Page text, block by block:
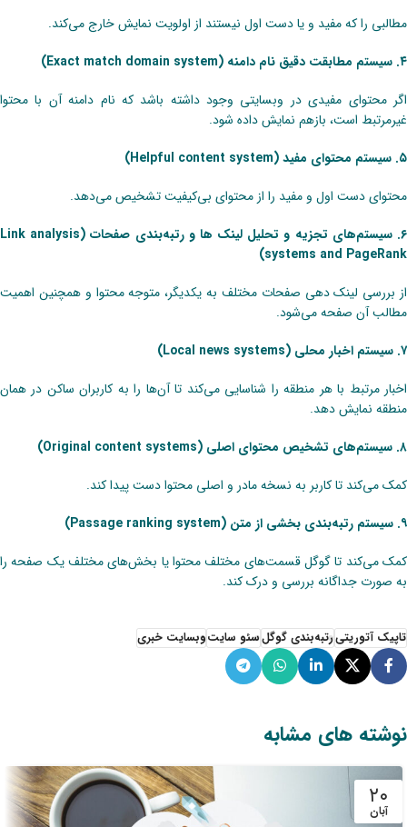
مطالبی را که مفید و یا ‌دست اول نیستند از اولویت نمایش خارج‌ می‌کند.
۴. سیستم مطابقت دقیق نام دامنه (Exact match domain system)
اگر محتوای مفیدی در وبسایتی وجود داشته باشد که نام دامنه آن با محتوا
غیرمرتبط است، بازهم نمایش داده شود.
۵. سیستم محتوای مفید (Helpful content system)
محتوای ‌دست اول و مفید را از محتوای بی‌کیفیت تشخیص‌ می‌دهد.
۶. سیستم‌های تجزیه و تحلیل لینک ها و رتبه‌بندی صفحات (Link analysis
systems and PageRank)
از بررسی لینک دهی صفحات مختلف به یکدیگر، متوجه محتوا و همچنین اهمیت
مطالب آن صفحه‌ می‌شود.
۷. سیستم اخبار محلی (Local news systems)
اخبار مرتبط با هر منطقه را شناسایی‌ می‌کند تا آن‌ها را به کاربران ساکن در همان
منطقه نمایش دهد.
۸. سیستم‌های تشخیص محتوای ‌اصلی (Original content systems)
کمک‌ می‌کند تا کاربر به نسخه مادر و اصلی محتوا دست پیدا کند.
۹. سیستم رتبه‌بندی بخشی از متن (Passage ranking system)
کمک‌ می‌کند تا گوگل قسمت‌های مختلف محتوا یا بخش‌های مختلف یک صفحه را
به صورت جداگانه بررسی و درک کند.
تاپیک آتوریتیرتبه‌بندی گوگلسئو سایتوبسایت خبری
نوشته های مشابه
۲۰
آبان